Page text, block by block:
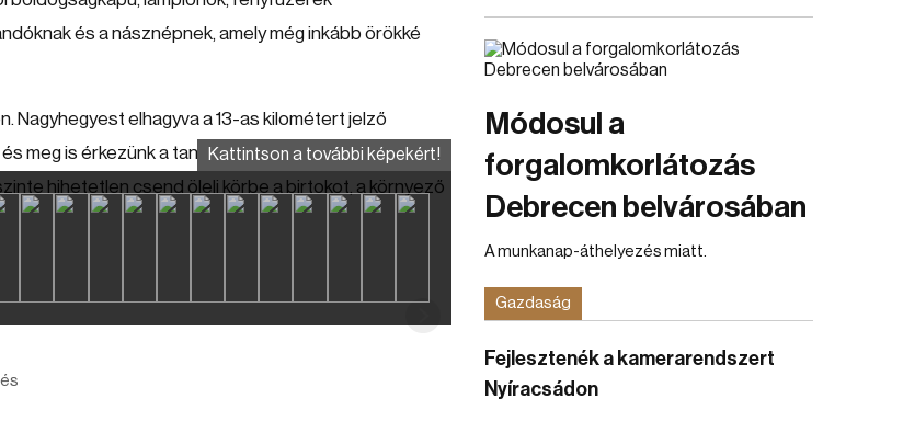
és a násznépnek, amely még inkább örökké
Nagyhegyest elhagyva a 13-as kilométert jelző
meg is érkezünk a tanyára, ahol az első szokatlan
hihetetlen csend öleli körbe a birtokot, a környező
Kattintson a további képekért!
Módosul a
forgalomkorlátozás
Debrecen belvárosában
A munkanap-áthelyezés miatt.
Gazdaság
Fejlesztenék a kamerarendszert
Nyíracsádon